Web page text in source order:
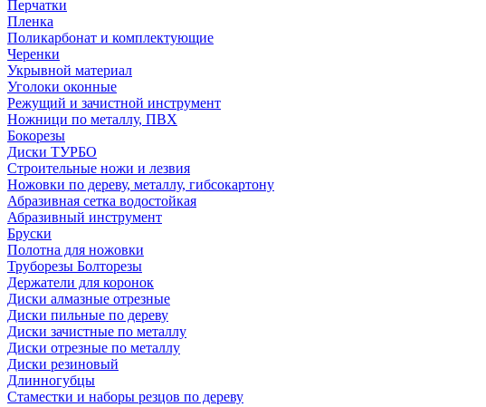
Перчатки
Пленка
Поликарбонат и комплектующие
Черенки
Укрывной материал
Уголоки оконные
Режущий и зачистной инструмент
Ножници по металлу, ПВХ
Бокорезы
Диски ТУРБО
Строительные ножи и лезвия
Ножовки по дереву, металлу, гибсокартону
Абразивная сетка водостойкая
Абразивный инструмент
Бруски
Полотна для ножовки
Труборезы Болторезы
Держатели для коронок
Диски алмазные отрезные
Диски пильные по дереву
Диски зачистные по металлу
Диски отрезные по металлу
Диски резиновый
Длинногубцы
Стаместки и наборы резцов по дереву